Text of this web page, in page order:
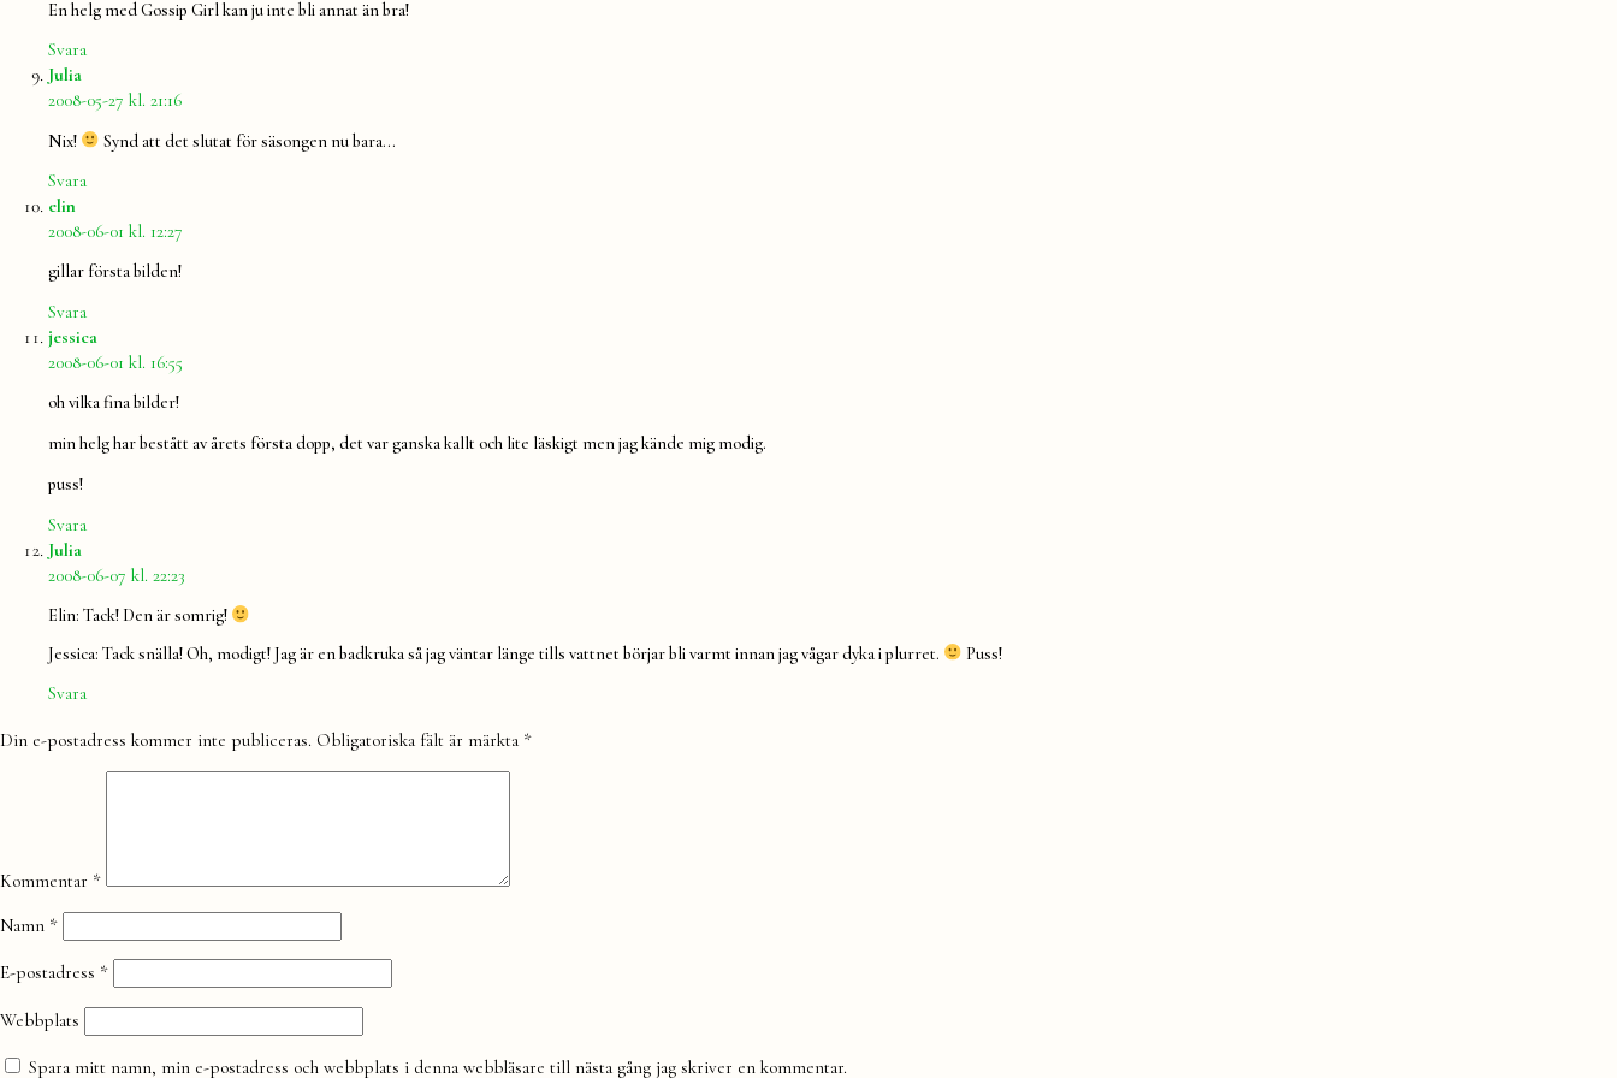
En helg med Gossip Girl kan ju inte bli annat än bra!
Svara
Julia
2008-05-27 kl. 21:16
Nix! Synd att det slutat för säsongen nu bara…
Svara
elin
2008-06-01 kl. 12:27
gillar första bilden!
Svara
jessica
2008-06-01 kl. 16:55
oh vilka fina bilder!
min helg har bestått av årets första dopp, det var ganska kallt och lite läskigt men jag kände mig modig.
puss!
Svara
Julia
2008-06-07 kl. 22:23
Elin: Tack! Den är somrig!
Jessica: Tack snälla! Oh, modigt! Jag är en badkruka så jag väntar länge tills vattnet börjar bli varmt innan jag vågar dyka i plurret.
Puss!
Svara
Lämna
Din e-postadress kommer inte publiceras. Obligatoriska fält är märkta *
Kommentar *
Namn *
E-postadress *
Webbplats
Spara mitt namn, min e-postadress och webbplats i denna webbläsare till nästa gång jag skriver en kommentar.